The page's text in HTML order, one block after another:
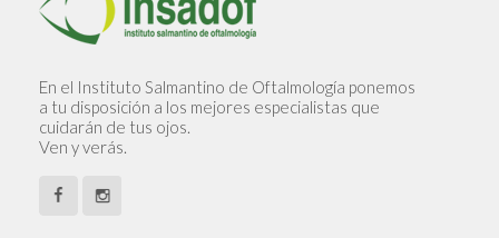
En el Instituto Salmantino de Oftalmología ponemos
a tu disposición a los mejores especialistas que
cuidarán de tus ojos.
Ven y verás.